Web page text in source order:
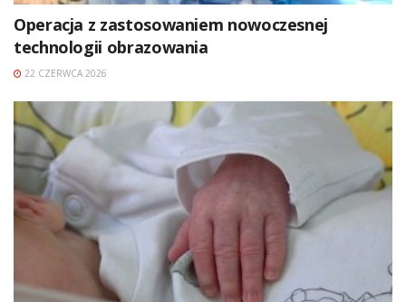
Operacja z zastosowaniem nowoczesnej
technologii obrazowania
22 CZERWCA 2026